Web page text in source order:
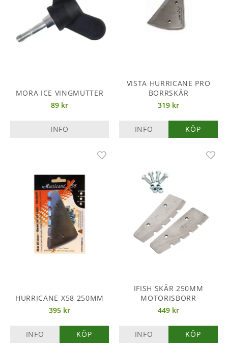
MORA ICE VINGMUTTER
89 kr
INFO
VISTA HURRICANE PRO
BORRSKÄR
319 kr
INFO KÖP
HURRICANE X58 250MM
395 kr
INFO KÖP
IFISH SKÄR 250MM
MOTORISBORR
449 kr
INFO KÖP